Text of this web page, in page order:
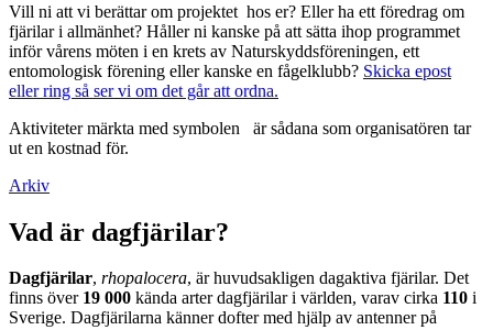
Vill ni att vi berättar om projektet hos er? Eller ha ett föredrag om
fjärilar i allmänhet? Håller ni kanske på att sätta ihop programmet
inför vårens möten i en krets av Naturskyddsföreningen, ett
entomologisk förening eller kanske en fågelklubb? Skicka epost
eller ring så ser vi om det går att ordna.
Aktiviteter märkta med symbolen
är sådana som organisatören tar
ut en kostnad för.
Arkiv
Vad är dagfjärilar?
Dagfjärilar, rhopalocera, är huvudsakligen dagaktiva fjärilar. Det
finns över 19 000 kända arter dagfjärilar i världen, varav cirka 110 i
Sverige. Dagfjärilarna känner dofter med hjälp av antenner på